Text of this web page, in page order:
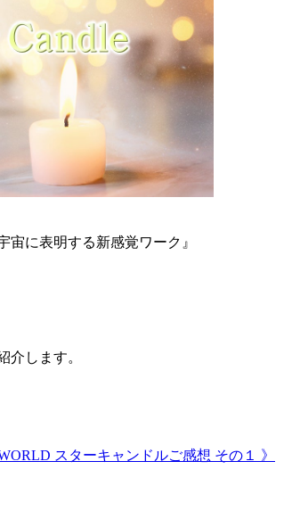
宙に表明する新感覚ワーク』
介します。
スターキャンドルご感想 その１ 》